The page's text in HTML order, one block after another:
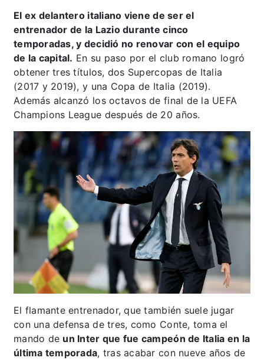
El ex delantero italiano viene de ser el
entrenador de la Lazio durante cinco
temporadas, y decidió no renovar con el equipo
de la capital. En su paso por el club romano logró
obtener tres títulos, dos Supercopas de Italia
(2017 y 2019), y una Copa de Italia (2019).
Además alcanzó los octavos de final de la UEFA
Champions League después de 20 años.
El flamante entrenador, que también suele jugar
con una defensa de tres, como Conte, toma el
mando de un Inter que fue campeón de Italia en la
última temporada, tras acabar con nueve años de